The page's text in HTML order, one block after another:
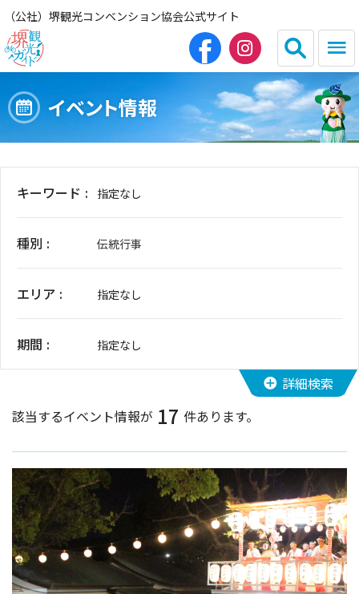
（公社）堺観光コンベンション協会公式サイト
English 简体中文
観光スポット
グルメ
宿泊
ショッピング・お土産
サイクリングさかい
堺観光レンタサイクル
モデルコース
イベント情報
キーワード 指定なし
種別 伝統行事
エリア 指定なし
期間 指定なし
詳細検索
該当するイベント情報が 17 件あります。